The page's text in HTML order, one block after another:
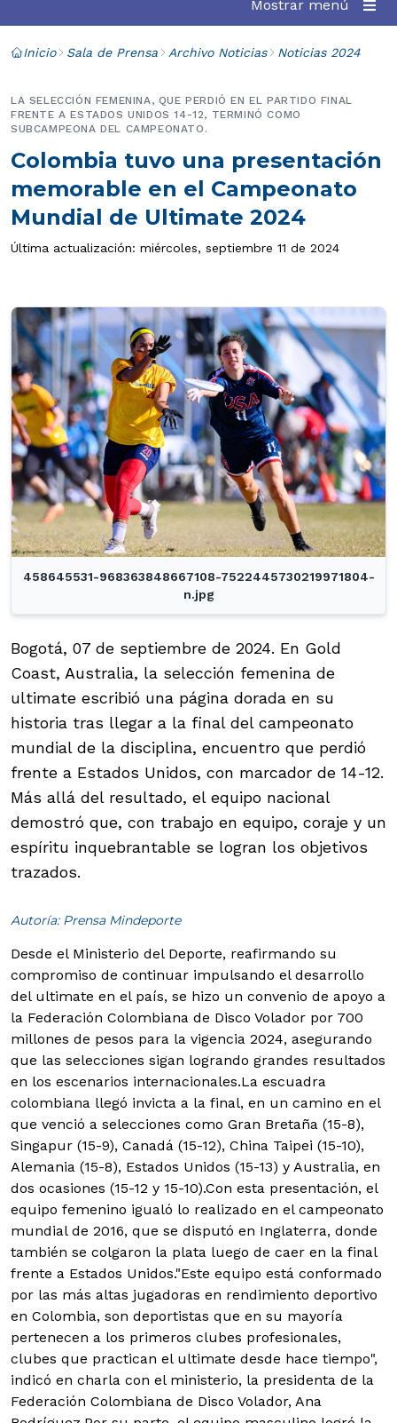
Mostrar menú
Inicio Sala de Prensa Archivo Noticias Noticias 2024
Colombia tuvo una presentación
memorable en el Campeonato
Mundial de Ultimate 2024
LA SELECCIÓN FEMENINA, QUE PERDIÓ EN EL PARTIDO FINAL
FRENTE A ESTADOS UNIDOS 14-12, TERMINÓ COMO
SUBCAMPEONA DEL CAMPEONATO.
Última actualización: miércoles, septiembre 11 de 2024
458645531-968363848667108-7522445730219971804-
n.jpg
Bogotá, 07 de septiembre de 2024. En Gold
Coast, Australia, la selección femenina de
ultimate escribió una página dorada en su
historia tras llegar a la final del campeonato
mundial de la disciplina, encuentro que perdió
frente a Estados Unidos, con marcador de 14-12.
Más allá del resultado, el equipo nacional
demostró que, con trabajo en equipo, coraje y un
espíritu inquebrantable se logran los objetivos
trazados.
Autoría: Prensa Mindeporte
Desde el Ministerio del Deporte, reafirmando su
compromiso de continuar impulsando el desarrollo
del ultimate en el país, se hizo un convenio de apoyo a
la Federación Colombiana de Disco Volador por 700
millones de pesos para la vigencia 2024, asegurando
que las selecciones sigan logrando grandes resultados
en los escenarios internacionales.La escuadra
colombiana llegó invicta a la final, en un camino en el
que venció a selecciones como Gran Bretaña (15-8),
Singapur (15-9), Canadá (15-12), China Taipei (15-10),
Alemania (15-8), Estados Unidos (15-13) y Australia, en
dos ocasiones (15-12 y 15-10).Con esta presentación, el
equipo femenino igualó lo realizado en el campeonato
mundial de 2016, que se disputó en Inglaterra, donde
también se colgaron la plata luego de caer en la final
frente a Estados Unidos."Este equipo está conformado
por las más altas jugadoras en rendimiento deportivo
en Colombia, son deportistas que en su mayoría
pertenecen a los primeros clubes profesionales,
clubes que practican el ultimate desde hace tiempo",
indicó en charla con el ministerio, la presidenta de la
Federación Colombiana de Disco Volador, Ana